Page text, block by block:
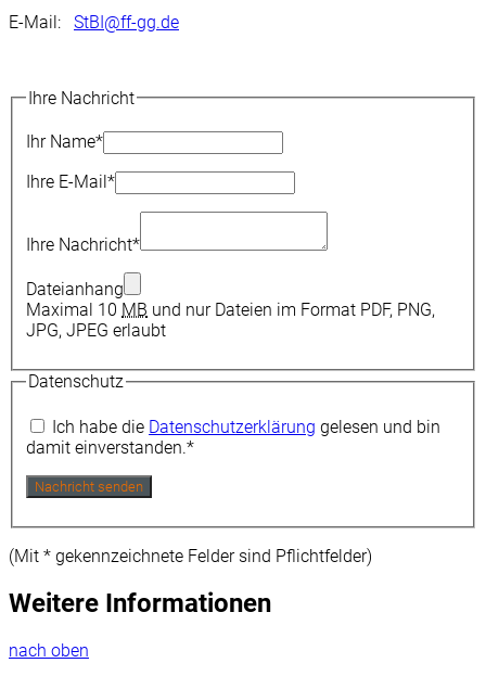
E-Mail: StBI@ff-gg.de
Ihre Nachricht
Ihr Name*
Ihre E-Mail *
Ihre Nachricht*
Dateianhang
Maximal 10 MB und nur Dateien im Format PDF, PNG,
JPG, JPEG erlaubt
Datenschutz
Ich habe die Datenschutzerklärung gelesen und bin
damit einverstanden.*
(Mit * gekennzeichnete Felder sind Pflichtfelder)
Weitere Informationen
nach oben